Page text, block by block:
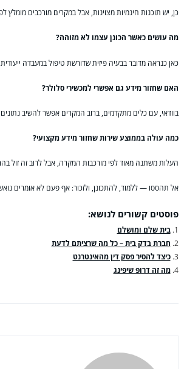
כן, יש תוכנות חינמיות מצוינות, אבל במקרים מורכבים מומלץ
מה עושים כאשר הכונן עצמו לא מזוהה?
כאן כנראה מדובר בבעיה פיזית שדורשת טיפול במעבדה ייעודית.
האם שחזור מידע גם אפשרי למכשירי סלולר?
בוודאי, עם כלים מתקדמים, ברוב המקרים אפשר להשיב
כמה עולה בממוצע שירות שחזור מידע מקצועי?
העלות משתנה מאוד לפי מורכבות המקרה, אבל לרוב זה זול
אל תהססו — ללמוד, להתכונן, ולזכור: אף פעם לא אומרים
פוסטים קשורים לנושא:
בית שלם ומושלם
חברת בדק בית – כל מה שרציתם לדעת
כיצד להסיר פסק דין מהאינטרנט
מה זה דרופ שיפינג